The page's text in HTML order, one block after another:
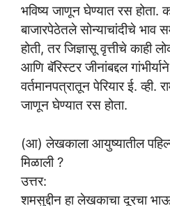
भविष्य जाणून घेण्यात रस होता.
बाजारपेठेतले सोन्याचांदीचे
होती, तर जिज्ञासू वृत्तीचे काही
आणि बॅरिस्टर जीनांबद्दल
वर्तमानपत्रातून पेरियार ई. व्ही.
जाणून घेण्यात रस होता.
(आ) लेखकाला आयुष्यातील
मिळाली ?
उत्तर:
शमसुद्दीन हा लेखकाचा दूरचा